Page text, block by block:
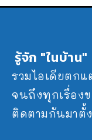
รู้จัก "ในบ้าน"
รวมไอเดียตก
จนถึงทุกเรื่อง
ติดตามกันมาตั้